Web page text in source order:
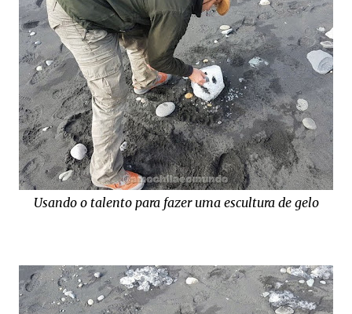
Usando o talento para fazer uma escultura de gelo